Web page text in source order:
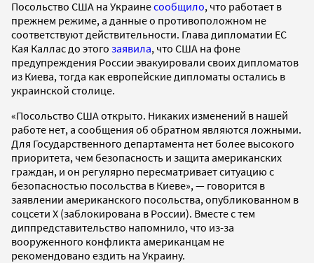
Посольство США на Украинесообщило, что работает в
прежнем режиме, а данные о противоположном не
соответствуют действительности. Глава дипломатии ЕС
Кая Каллас до этого заявила, что США на фоне
предупреждения России эвакуировали своих дипломатов
из Киева, тогда как европейские дипломаты остались в
украинской столице.
«Посольство США открыто. Никаких изменений в нашей
работе нет, а сообщения об обратном являются ложными.
Для Государственного департамента нет более высокого
приоритета, чем безопасность и защита американских
граждан, и он регулярно пересматривает ситуацию с
безопасностью посольства в Киеве», — говорится в
заявлении американского посольства, опубликованном в
соцсети Х (заблокирована в России). Вместе с тем
диппредставительство напомнило, что из-за
вооруженного конфликта американцам не
рекомендовано ездить на Украину.